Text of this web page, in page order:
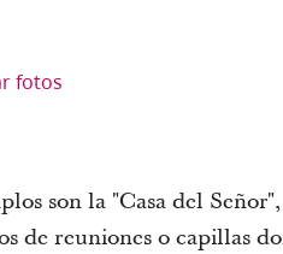
fotos
son la "Casa del
de reuniones o capillas